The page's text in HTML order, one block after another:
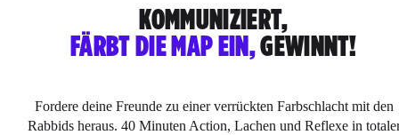
KOMMUNIZIERT,
FÄRBT DIE MAP EIN,GEWINNT!
Fordere deine Freunde zu einer verrückten Farbschlacht mit den
Rabbids heraus. 40 Minuten Action, Lachen und Reflexe in